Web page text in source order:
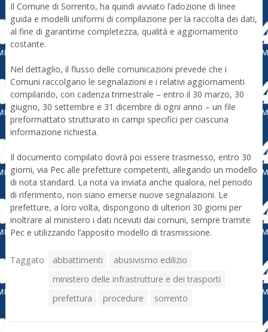
Il Comune di Sorrento, ha quindi avviato l’adozione di linee
guida e modelli uniformi di compilazione per la raccolta dei dati,
al fine di garantirne completezza, qualità e aggiornamento
costante.
Nel dettaglio, il flusso delle comunicazioni prevede che i
Comuni raccolgano le segnalazioni e i relativi aggiornamenti
compilando, con cadenza trimestrale – entro il 30 marzo, 30
giugno, 30 settembre e 31 dicembre di ogni anno – un file
preformattato strutturato in campi specifici per ciascuna
informazione richiesta.
Il documento compilato dovrà poi essere trasmesso, entro 30
giorni, via Pec alle prefetture competenti, allegando un modello
di nota standard. La nota va inviata anche qualora, nel periodo
di riferimento, non siano emerse nuove segnalazioni. Le
prefetture, a loro volta, dispongono di ulteriori 30 giorni per
inoltrare al ministero i dati ricevuti dai comuni, sempre tramite
Pec e utilizzando l’apposito modello di trasmissione.
Taggato abbattimenti
abusivismo edilizio
ministero delle infrastrutture e dei trasporti
prefettura
procedure sorrento